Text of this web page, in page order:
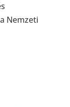
Nemzeti